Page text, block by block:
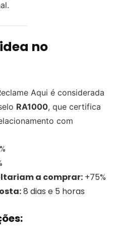
no
Aqui é considerada
RA1000, que certifica
com
a comprar: +75%
8 dias e 5 horas